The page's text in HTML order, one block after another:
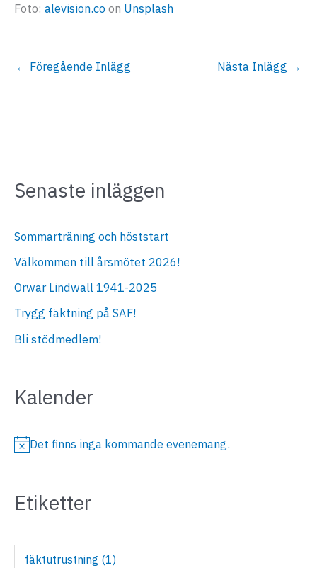
Foto: alevision.co on Unsplash
← Föregående Inlägg Nästa Inlägg →
Senaste inläggen
Sommarträning och höststart
Välkommen till årsmötet 2026!
Orwar Lindwall 1941-2025
Trygg fäktning på SAF!
Bli stödmedlem!
Kalender
N
t
s
Det finns inga kommande evenemang.
Etiketter
fäktutrustning (1)